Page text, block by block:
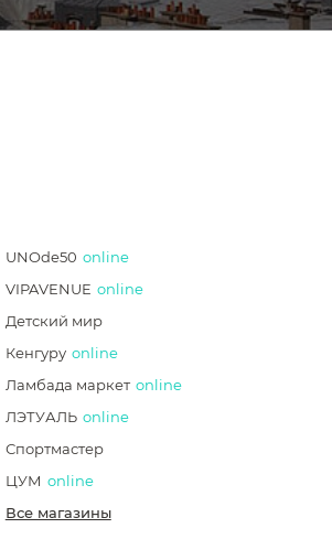
UNOde50 online
VIPAVENUE online
Детский мир
Кенгуру online
Ламбада маркет online
ЛЭТУАЛЬ online
Спортмастер
ЦУМ online
Все магазины